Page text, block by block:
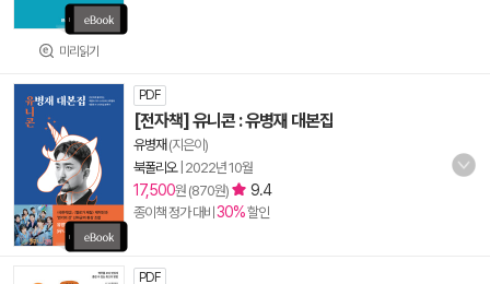
미리읽기
PDF
[전자책] 유니콘 : 유병재 대본집
유병재 (지은이)
북폴리오| 2022년 10월
17,500원 (870원) 9.4
종이책 정가 대비 30%할인
PDF